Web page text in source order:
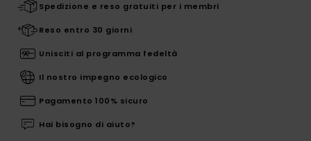
Spedizione e reso gratuiti per i membri
Reso entro 30 giorni
Unisciti al programma fedeltà
Il nostro impegno ecologico
Pagamento 100% sicuro
Hai bisogno di aiuto?